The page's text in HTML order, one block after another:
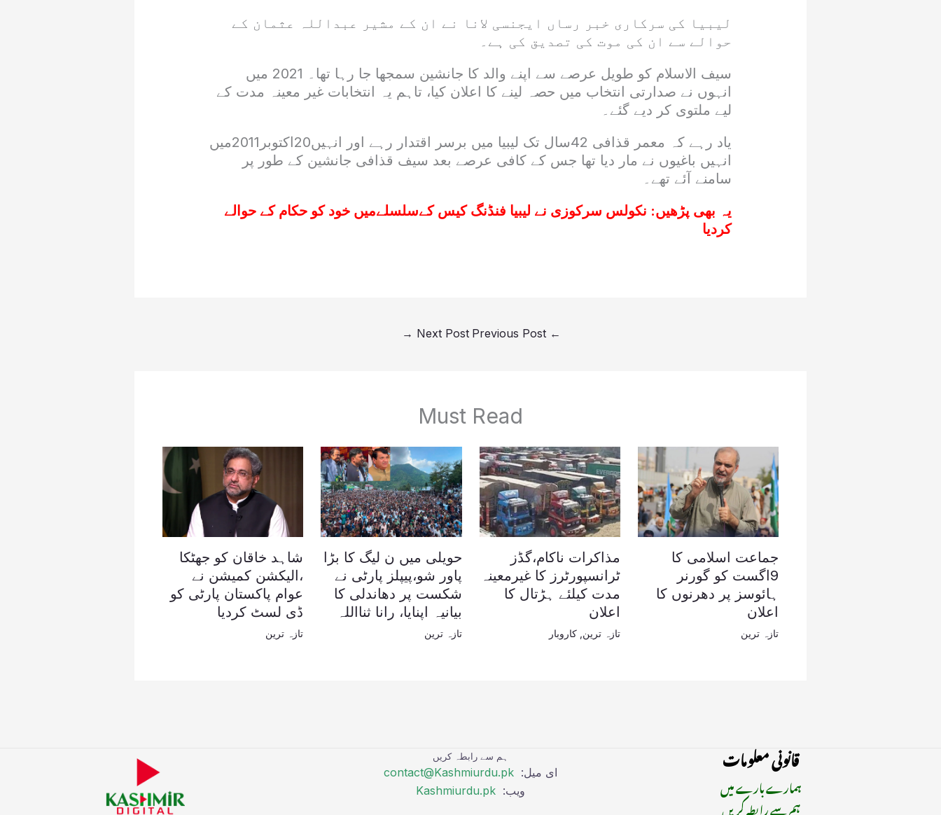
لیبیا کی سرکاری خبر رساں ایجنسی لانا نے ان کے مشیر عبداللہ عثمان کے
حوالے سے ان کی موت کی تصدیق کی ہے۔
سیف الاسلام کو طویل عرصے سے اپنے والد کا جانشین سمجھا جا رہا تھا۔ 2021 میں
انہوں نے صدارتی انتخاب میں حصہ لینے کا اعلان کیا، تاہم یہ انتخابات غیر معینہ مدت کے
لیے ملتوی کر دیے گئے۔
یاد رہے کہ معمر قذافی 42سال تک لیبیا میں برسر اقتدار رہے اور انہیں20اکتوبر2011میں
انہیں باغیوں نے مار دیا تھا جس کے کافی عرصے بعد سیف قذافی جانشین کے طور پر
سامنے آئے تھے۔
یہ بھی پڑھیں: نکولس سرکوزی نے لیبیا فنڈنگ کیس کےسلسلےمیں خود کو حکام کے حوالے
کردیا
←
Next Post
→
Must Read
جماعت اسلامی کا
9اگست کو گورنر
ہائوسز پر دھرنوں کا
اعلان
تازہ ترین
مذاکرات ناکام،گڈز
ٹرانسپورٹرز کا غیرمعینہ
مدت کیلئے ہڑتال کا
اعلان
تازہ ترین ,کاروبار
حویلی میں ن لیگ کا بڑا
پاور شو،پیپلز پارٹی نے
شکست پر دھاندلی کا
بیانیہ اپنایا، رانا ثنااللہ
تازہ ترین
شاہد خاقان کو جھٹکا
،الیکشن کمیشن نے
عوام پاکستان پارٹی کو
ڈی لسٹ کردیا
تازہ ترین
قانونی معلومات
ہمارے بارے میں
ہم سے رابطہ کریں
ہم سے رابطہ کریں
ای میل: contact@Kashmiurdu.pk
ویب: Kashmiurdu.pk